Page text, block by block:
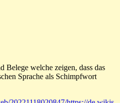
Belege welche zeigen, dass das
Sprache als Schimpfwort